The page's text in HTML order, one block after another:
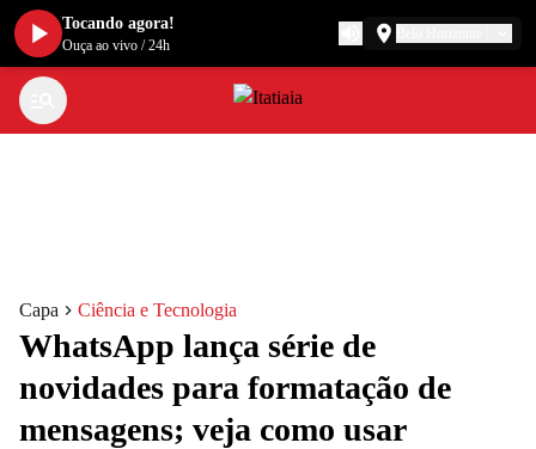
Capa Ciência e Tecnologia
WhatsApp lança série de
novidades para formatação de
mensagens; veja como usar
Tocando agora!
Ouça ao vivo /24h